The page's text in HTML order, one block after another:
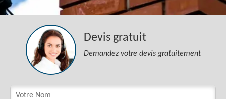
Devis gratuit
Demandez votre devis gratuitement